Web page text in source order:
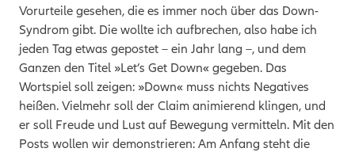
Vorurteile gesehen, die es immer noch über das Down-
Syndrom gibt. Die wollte ich aufbrechen, also habe ich
jeden Tag etwas gepostet – ein Jahr lang –, und dem
Ganzen den Titel »Let’s Get Down« gegeben. Das
Wortspiel soll zeigen: »Down« muss nichts Negatives
heißen. Vielmehr soll der Claim animierend klingen, und
er soll Freude und Lust auf Bewegung vermitteln. Mit den
Posts wollen wir demonstrieren: Am Anfang steht die